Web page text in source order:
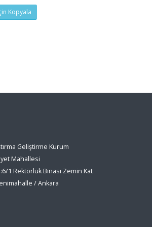
Kopyala
Geliştirme Kurum
Mahallesi
1 Rektörlük Binası Zemin Kat
/ Ankara